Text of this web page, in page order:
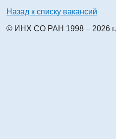
Назад к списку вакансий
© ИНХ СО РАН 1998 – 2026 г.